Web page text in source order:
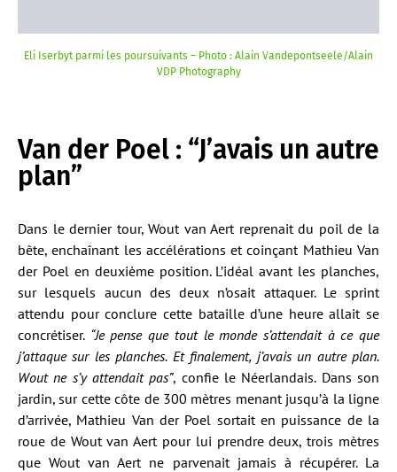
Eli Iserbyt parmi les poursuivants – Photo : Alain Vandepontseele/Alain
VDP Photography
Van der Poel : “J’avais un autre
plan”
Dans le dernier tour, Wout van Aert reprenait du poil de la
bête, enchaînant les accélérations et coinçant Mathieu Van
der Poel en deuxième position. L’idéal avant les planches,
sur lesquels aucun des deux n’osait attaquer. Le sprint
attendu pour conclure cette bataille d’une heure allait se
concrétiser. “Je pense que tout le monde s’attendait à ce que
j’attaque sur les planches. Et finalement, j’avais un autre plan.
Wout ne s’y attendait pas”, confie le Néerlandais. Dans son
jardin, sur cette côte de 300 mètres menant jusqu’à la ligne
d’arrivée, Mathieu Van der Poel sortait en puissance de la
roue de Wout van Aert pour lui prendre deux, trois mètres
que Wout van Aert ne parvenait jamais à récupérer. La